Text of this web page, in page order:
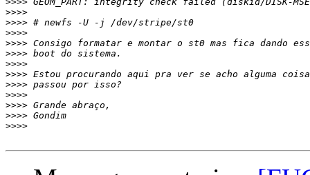
>>>>
>>>>
>>>>
>>>>
>>>>
>>>>
>>>>
>>>>
>>>>
>>>>
>>>>
>>>>